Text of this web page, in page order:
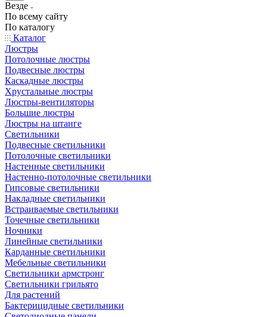
Везде
По всему сайту
По каталогу
Каталог
Люстры
Потолочные люстры
Подвесные люстры
Каскадные люстры
Хрустальные люстры
Люстры-вентиляторы
Большие люстры
Люстры на штанге
Светильники
Подвесные светильники
Потолочные светильники
Настенные светильники
Настенно-потолочные светильники
Гипсовые светильники
Накладные светильники
Встраиваемые светильники
Точечные светильники
Ночники
Линейные светильники
Карданные светильники
Мебельные светильники
Светильники армстронг
Светильники грильято
Для растений
Бактерицидные светильники